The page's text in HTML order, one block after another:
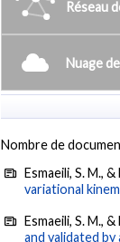
Réseau
Nuage
Nombre de
Esmaeili, S. M.,
variational
Esmaeili, S. M.,
and validated